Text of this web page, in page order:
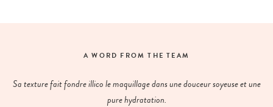
A WORD FROM THE TEAM
Sa texture fait fondre illico le maquillage dans une douceur soyeuse et une
pure hydratation.